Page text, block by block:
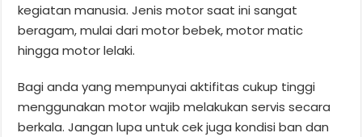
kegiatan manusia. Jenis motor saat ini sangat
beragam, mulai dari motor bebek, motor matic
hingga motor lelaki.
Bagi anda yang mempunyai aktifitas cukup tinggi
menggunakan motor wajib melakukan servis secara
berkala. Jangan lupa untuk cek juga kondisi ban dan